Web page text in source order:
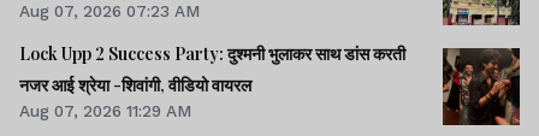
Aug 07, 2026 07:23 AM
Lock Upp 2 Success Party: दुश्मनी भुलाकर साथ डांस करती
नजर आई श्रेया -शिवांगी, वीडियो वायरल
Aug 07, 2026 11:29 AM